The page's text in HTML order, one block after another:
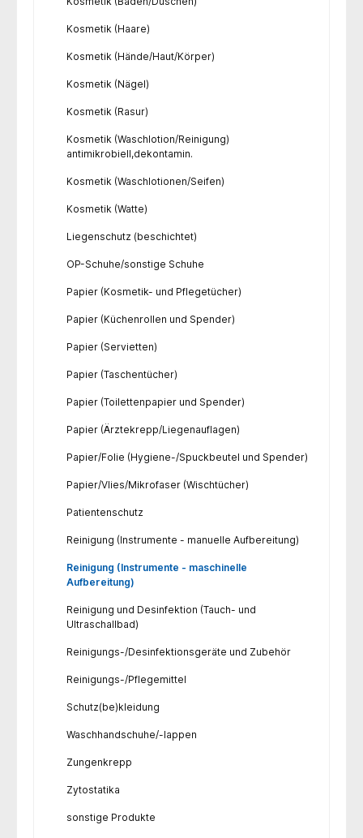
Kosmetik (Haare)
Kosmetik (Hände/Haut/Körper)
Kosmetik (Nägel)
Kosmetik (Rasur)
Kosmetik (Waschlotion/Reinigung)
antimikrobiell,dekontamin.
Kosmetik (Waschlotionen/Seifen)
Kosmetik (Watte)
Liegenschutz (beschichtet)
OP-Schuhe/sonstige Schuhe
Papier (Kosmetik- und Pflegetücher)
Papier (Küchenrollen und Spender)
Papier (Servietten)
Papier (Taschentücher)
Papier (Toilettenpapier und Spender)
Papier (Ärztekrepp/Liegenauflagen)
Papier/Folie (Hygiene-/Spuckbeutel und Spender)
Papier/Vlies/Mikrofaser (Wischtücher)
Patientenschutz
Reinigung (Instrumente - manuelle Aufbereitung)
Reinigung (Instrumente - maschinelle
Aufbereitung)
Reinigung und Desinfektion (Tauch- und
Ultraschallbad)
Reinigungs-/Desinfektionsgeräte und Zubehör
Reinigungs-/Pflegemittel
Schutz(be)kleidung
Waschhandschuhe/-lappen
Zungenkrepp
Zytostatika
sonstige Produkte